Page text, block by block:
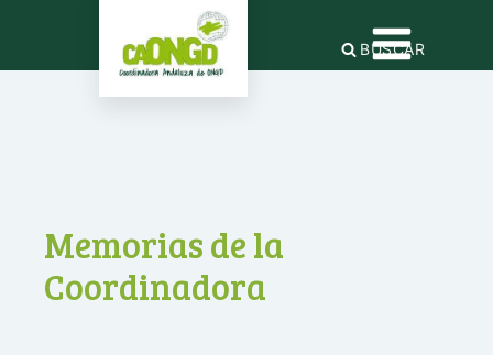
BUSCAR
Memorias de la
Coordinadora